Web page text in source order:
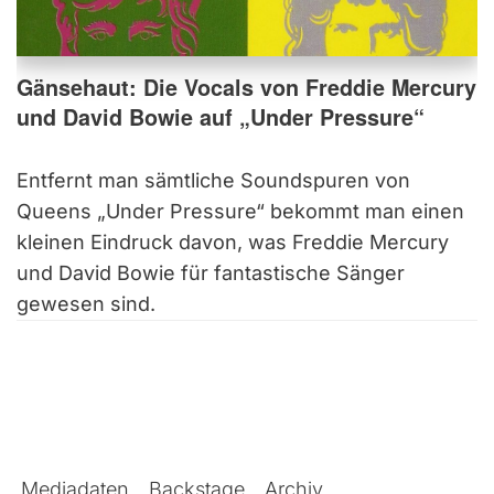
Gänsehaut: Die Vocals von Freddie Mercury
und David Bowie auf „Under Pressure“
Entfernt man sämtliche Soundspuren von
Queens „Under Pressure“ bekommt man einen
kleinen Eindruck davon, was Freddie Mercury
und David Bowie für fantastische Sänger
gewesen sind.
Mediadaten Backstage Archiv